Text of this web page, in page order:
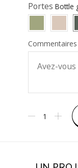
Portes
Commentaires